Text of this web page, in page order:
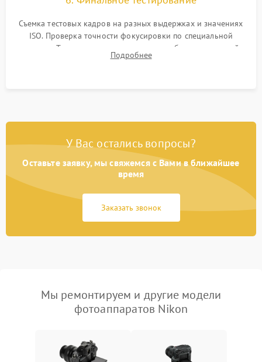
Съемка тестовых кадров на разных выдержках и значениях
ISO. Проверка точности фокусировки по специальной
мишени. Тест записи на карту памяти, работы встроенной
вспышки, микрофона и всех кнопок управления.
Подробнее
У Вас остались вопросы?
Оставьте заявку, мы свяжемся с Вами в ближайшее
время
Заказать звонок
Мы ремонтируем и другие модели
фотоаппаратов Nikon